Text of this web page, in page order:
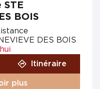
STE
BOIS
DES BOIS
Itinéraire
plus